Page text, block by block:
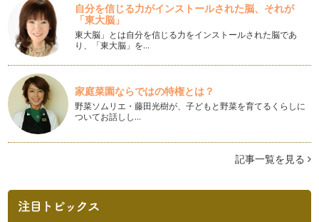
子どもの笑顔とカメラ目線が欲しい！年齢別の撮影術！
子どもの笑顔とカメラ目線、両方撮るのは難しいですよね。
年齢別の笑顔になるコツをご…
キラキライルミネーション 夜景×子ども撮影のコツ
冬はイルミネーションがとっても綺麗な季節ですよね。 夜の
お出かけは、子どもたちもワ…
子どものピアノ発表会を素敵に撮るコツ！
子どものピアノ発表会は、頑張っている姿を撮りたいし、見た
強い日ざしも落ち着き、過ごしやすい秋。 秋は、紅葉の季
節。秋の撮影ポイントをご紹介…
自分を信じる力がインストールされた脳、それが
「東大脳」
東大脳」とは自分を信じる力をインストールされた脳であ
り、「東大脳」を…
家庭菜園ならではの特権とは？
野菜ソムリエ・藤田光樹が、子どもと野菜を育てるくらしに
ついてお話しし…
記事一覧を見る